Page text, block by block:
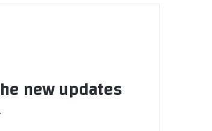
new updates!